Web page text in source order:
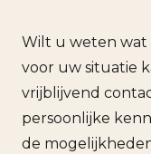
Wilt u weten wat
voor uw situatie
vrijblijvend
persoonlijke
de